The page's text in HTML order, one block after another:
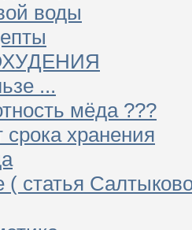
воды
...
мёда ???
хранения
статья